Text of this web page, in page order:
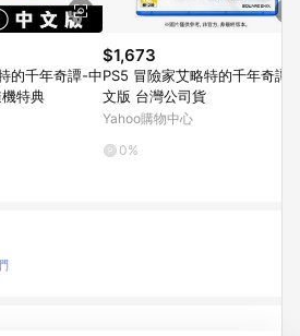
的千年奇譚-中
特典
$1,673
PS5 冒險家艾略特的千年奇譚 中
文版 台灣公司貨
Yahoo購物中心
0%